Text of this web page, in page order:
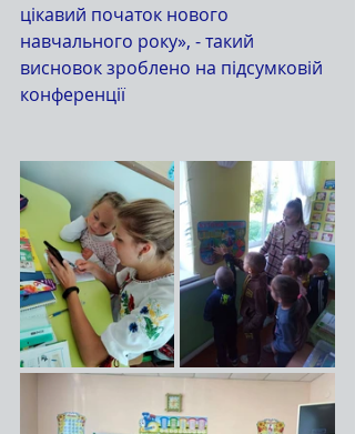
цікавий початок нового
навчального року», - такий
висновок зроблено на підсумковій
конференції